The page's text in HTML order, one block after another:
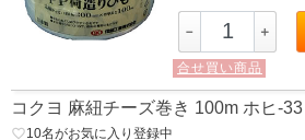
－ ＋
合せ買い商品
コクヨ 麻紐チーズ巻き 100m ホヒ-33
favorite_border10名がお気に入り登録中